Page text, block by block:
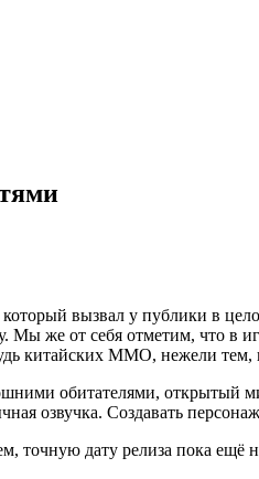
который вызвал у публики
Мы же от себя отметим, что
китайских MMO, нежели тем,
обитателями,
озвучка. Создавать
дату релиза пока ещё